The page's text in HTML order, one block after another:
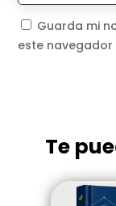
Guarda mi
este
Te